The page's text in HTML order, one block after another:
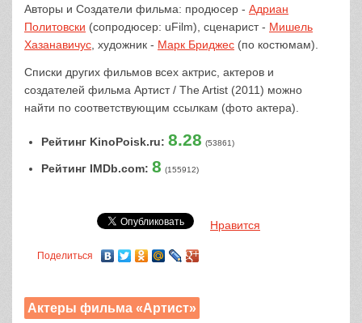
Авторы и Создатели фильма: продюсер - Адриан
Политовски (сопродюсер: uFilm), сценарист - Мишель
Хазанавичус , художник - Марк Бриджес (по костюмам).
Списки других фильмов всех актрис, актеров и
создателей фильма Артист / The Artist (2011) можно
найти по соответствующим ссылкам (фото актера).
Рейтинг KinoPoisk.ru: 8.28 (53861)
Рейтинг IMDb.com: 8 (155912)
Нравится
Поделиться
Актеры фильма «Артист»